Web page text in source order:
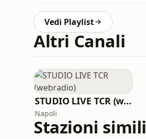
Vedi Playlist
Altri Canali
STUDIO LIVE TCR (webradio)
Napoli
Stazioni simili